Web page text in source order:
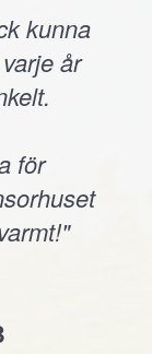
kunna
år
för